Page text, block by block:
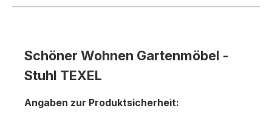
Schöner Wohnen Gartenmöbel -
Stuhl TEXEL
Angaben zur Produktsicherheit: